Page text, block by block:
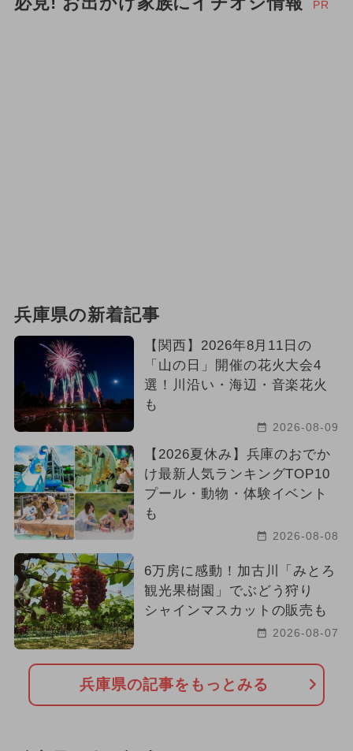
PR
兵庫県の新着記事
【関西】2026年8月11日の
「山の日」開催の花火大会4
選！川沿い・海辺・音楽花火
も
2026-08-09
【2026夏休み】兵庫のおでか
け最新人気ランキングTOP10
プール・動物・体験イベント
も
2026-08-08
6万房に感動！加古川「みとろ
観光果樹園」でぶどう狩り
シャインマスカットの販売も
2026-08-07
兵庫県の記事をもっとみる